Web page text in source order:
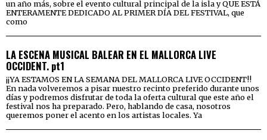
un año más, sobre el evento cultural principal de la isla y QUE ESTÁ
ENTERAMENTE DEDICADO AL PRIMER DÍA DEL FESTIVAL, que
como
LA ESCENA MUSICAL BALEAR EN EL MALLORCA LIVE
OCCIDENT. pt1
¡¡YA ESTAMOS EN LA SEMANA DEL MALLORCA LIVE OCCIDENT!!
En nada volveremos a pisar nuestro recinto preferido durante unos
días y podremos disfrutar de toda la oferta cultural que este año el
festival nos ha preparado. Pero, hablando de casa, nosotros
queremos poner el acento en los artistas locales. Ya